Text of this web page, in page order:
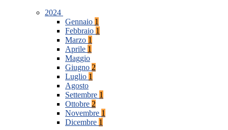
2024
Gennaio 1
Febbraio 1
Marzo 1
Aprile 1
Maggio
Giugno 2
Luglio 1
Agosto
Settembre 1
Ottobre 2
Novembre 1
Dicembre 1